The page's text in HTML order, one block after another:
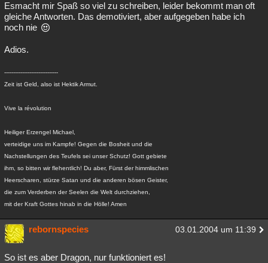
Esmacht mir Spaß so viel zu schreiben, leider bekommt man oft
gleiche Antworten. Das demotiviert, aber aufgegeben habe ich
noch nie
Adios.
------------------------------
Zeit ist Geld, also ist Hektik Armut.
Vive la révolution
Heiliger Erzengel Michael,
verteidige uns im Kampfe! Gegen die Bosheit und die
Nachstellungen des Teufels sei unser Schutz! Gott gebiete
ihm, so bitten wir flehentlich! Du aber, Fürst der himmlischen
Heerscharen, stürze Satan und die anderen bösen Geister,
die zum Verderben der Seelen die Welt durchziehen,
mit der Kraft Gottes hinab in die Hölle! Amen
rebornspecies 03.01.2004 um 11:39
So ist es aber Dragon, nur funktioniert es!